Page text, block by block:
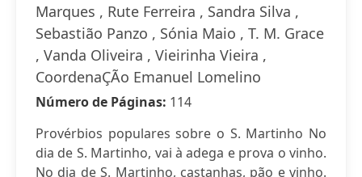
Marques , Rute Ferreira , Sandra Silva ,
Sebastião Panzo , Sónia Maio , T. M. Grace
, Vanda Oliveira , Vieirinha Vieira ,
CoordenaÇÃo Emanuel Lomelino
Número de Páginas: 114
Provérbios populares sobre o S. Martinho No
dia de S. Martinho, vai à adega e prova o vinho.
No dia de S. Martinho, castanhas, pão e vinho.